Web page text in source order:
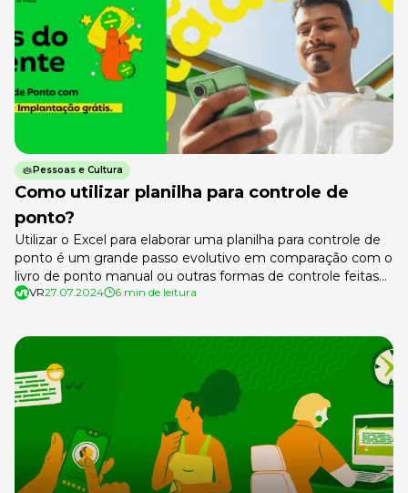
Pessoas e Cultura
Como utilizar planilha para controle de
ponto?
Utilizar o Excel para elaborar uma planilha para controle de
ponto é um grande passo evolutivo em comparação com o
livro de ponto manual ou outras formas de controle feitas
em papel. Essa alternativa pode ser uma solução prática
VR27.07.2024 6 min de leitura